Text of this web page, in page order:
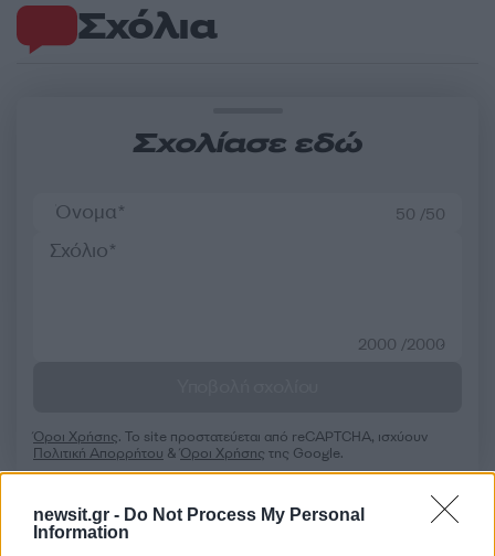
newsit.gr - Do Not Process My Personal
Information
Σχόλια
Σχολίασε εδώ
50 /50
2000 /2000
Όροι Χρήσης. Το site προστατεύεται από reCAPTCHA, ισχύουν
Πολιτική Απορρήτου &Όροι Χρήσης της Google.
ΛΟΥΚΙΑ ΠΑΠΑΔΑΚΗ